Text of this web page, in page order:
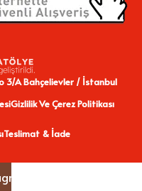
3/A Bahçelievler / İstanbul
Gizlilik Ve Çerez Politikası
Teslimat & İade